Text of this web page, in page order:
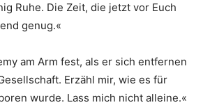
Ruhe. Die Zeit, die jetzt vor Euch
genug.«
am Arm fest, als er sich entfernen
Erzähl mir, wie es für
wurde. Lass mich nicht alleine.«